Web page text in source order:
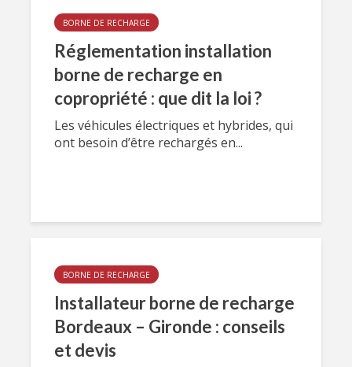
BORNE DE RECHARGE
Réglementation installation
borne de recharge en
copropriété : que dit la loi ?
Les véhicules électriques et hybrides, qui
ont besoin d’être rechargés en...
BORNE DE RECHARGE
Installateur borne de recharge
Bordeaux – Gironde : conseils
et devis